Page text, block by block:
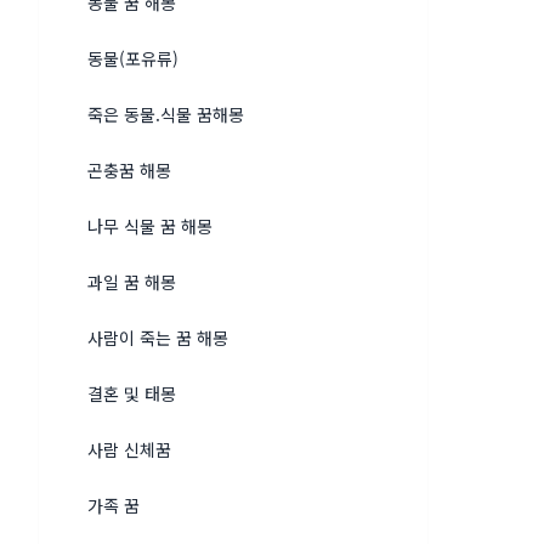
동물(포유류)
죽은 동물.식물 꿈해몽
곤충꿈 해몽
나무 식물 꿈 해몽
과일 꿈 해몽
사람이 죽는 꿈 해몽
결혼 및 태몽
사람 신체꿈
가족 꿈